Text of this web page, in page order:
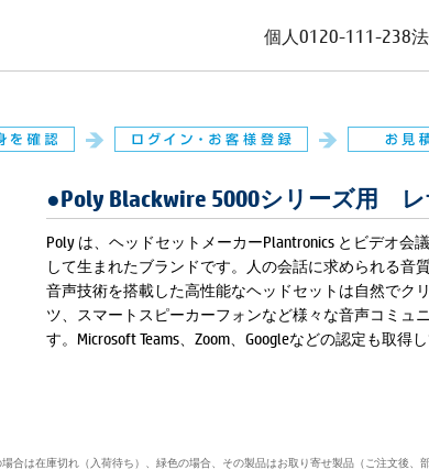
個人 0120-111-238
●Poly Blackwire 5000シリーズ用
Poly は、ヘッドセットメーカーPlantronics とビデオ
して生まれたブランドです。人の会話に求められる音
音声技術を搭載した高性能なヘッドセットは自然でク
ツ、スマートスピーカーフォンなど様々な音声コミュ
す。Microsoft Teams、Zoom、Googleなどの認定も取得
合は在庫切れ（入荷待ち）、緑色の場合、その製品はお取り寄せ製品（ご注文後、